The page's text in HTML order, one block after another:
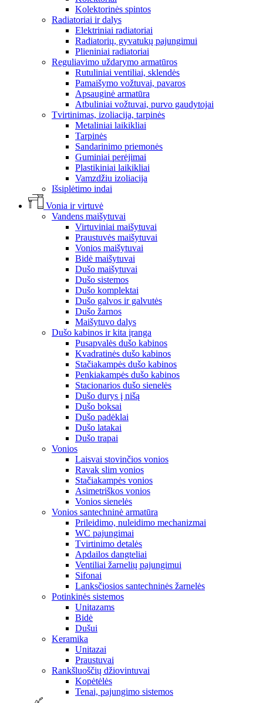
Kolektorinės spintos
Radiatoriai ir dalys
Elektriniai radiatoriai
Radiatorių, gyvatukų pajungimui
Plieniniai radiatoriai
Reguliavimo uždarymo armatūros
Rutuliniai ventiliai, sklendės
Pamaišymo vožtuvai, pavaros
Apsauginė armatūra
Atbuliniai vožtuvai, purvo gaudytojai
Tvirtinimas, izoliacija, tarpinės
Metaliniai laikikliai
Tarpinės
Sandarinimo priemonės
Guminiai perėjimai
Plastikiniai laikikliai
Vamzdžiu izoliacija
Išsiplėtimo indai
Vonia ir virtuvė
Vandens maišytuvai
Virtuviniai maišytuvai
Praustuvės maišytuvai
Vonios maišytuvai
Bidė maišytuvai
Dušo maišytuvai
Dušo sistemos
Dušo komplektai
Dušo galvos ir galvutės
Dušo žarnos
Maišytuvo dalys
Dušo kabinos ir kita įranga
Pusapvalės dušo kabinos
Kvadratinės dušo kabinos
Stačiakampės dušo kabinos
Penkiakampės dušo kabinos
Stacionarios dušo sienelės
Dušo durys į nišą
Dušo boksai
Dušo padėklai
Dušo latakai
Dušo trapai
Vonios
Laisvai stovinčios vonios
Ravak slim vonios
Stačiakampės vonios
Asimetriškos vonios
Vonios sienelės
Vonios santechninė armatūra
Prileidimo, nuleidimo mechanizmai
WC pajungimai
Tvirtinimo detalės
Apdailos dangteliai
Ventiliai žarnelių pajungimui
Sifonai
Lanksčiosios santechninės žarnelės
Potinkinės sistemos
Unitazams
Bidė
Dušui
Keramika
Unitazai
Praustuvai
Rankšluoščių džiovintuvai
Kopėtėlės
Tenai, pajungimo sistemos